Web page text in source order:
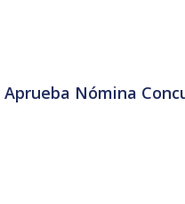
Nómina